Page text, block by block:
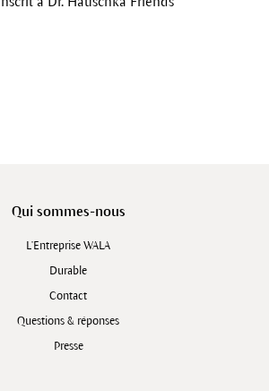
Qui sommes-nous
L'Entreprise WALA
Durable
Contact
Questions & réponses
Presse